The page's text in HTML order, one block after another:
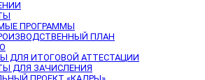
ПРОГРАММЫ
ПЛАН
ДЛЯ ИТОГОВОЙ АТТЕСТАЦИИ
ДЛЯ ЗАЧИСЛЕНИЯ